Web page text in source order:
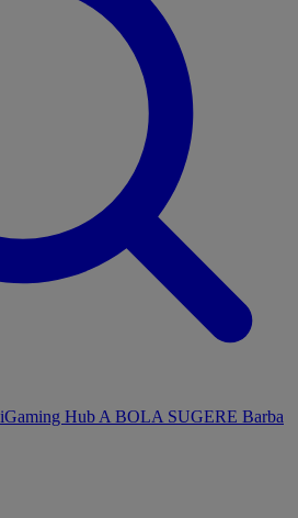
iGaming Hub A BOLA SUGERE Barba